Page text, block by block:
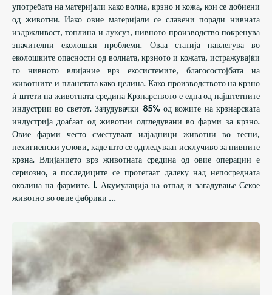
употребата на материјали како волна, крзно и кожа, кои се добиени
од животни. Иако овие материјали се славени поради нивната
издржливост, топлина и луксуз, нивното производство покренува
значителни еколошки проблеми. Оваа статија навлегува во
еколошките опасности од волната, крзното и кожата, истражувајќи
го нивното влијание врз екосистемите, благосостојбата на
животните и планетата како целина. Како производството на крзно
ѝ штети на животната средина Крзнарството е една од најштетните
индустрии во светот. Зачудувачки 85% од кожите на крзнарската
индустрија доаѓаат од животни одгледувани во фарми за крзно.
Овие фарми често сместуваат илјадници животни во тесни,
нехигиенски услови, каде што се одгледуваат исклучиво за нивните
крзна. Влијанието врз животната средина од овие операции е
сериозно, а последиците се протегаат далеку над непосредната
околина на фармите. 1. Акумулација на отпад и загадување Секое
животно во овие фабрики …